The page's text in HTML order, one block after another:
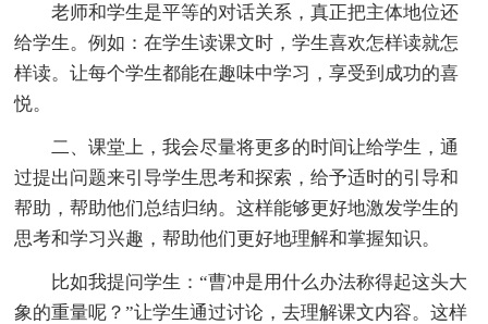
老师和学生是平等的对话关系，真正把主体地位还
给学生。例如：在学生读课文时，学生喜欢怎样读就怎
样读。让每个学生都能在趣味中学习，享受到成功的喜
悦。
二、课堂上，我会尽量将更多的时间让给学生，通
过提出问题来引导学生思考和探索，给予适时的引导和
帮助，帮助他们总结归纳。这样能够更好地激发学生的
思考和学习兴趣，帮助他们更好地理解和掌握知识。
比如我提问学生：“曹冲是用什么办法称得起这头大
象的重量呢？”让学生通过讨论，去理解课文内容。这样